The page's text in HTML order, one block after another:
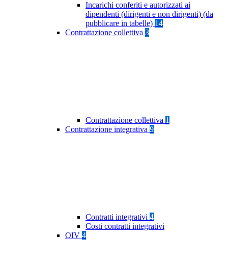
Incarichi conferiti e autorizzati ai
dipendenti (dirigenti e non dirigenti) (da
pubblicare in tabelle) 14
Contrattazione collettiva 3
Contrattazione collettiva 1
Contrattazione integrativa 9
Contratti integrativi 4
Costi contratti integrativi
OIV 4